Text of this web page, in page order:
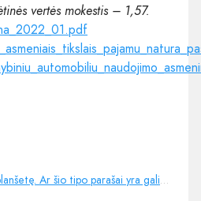
vertės mokestis – 1,57.
Svarstome įsigyti parašo planšetę. Ar šio tipo parašai yra galiojantys?